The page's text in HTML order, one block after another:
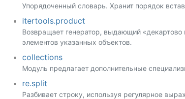
Упорядоченный словарь. Хранит порядок
itertools.product
Возвращает генератор, выдающий «декартово
элементов указанных объектов.
collections
Модуль предлагает дополнительные
re.split
Разбивает строку, используя регулярное